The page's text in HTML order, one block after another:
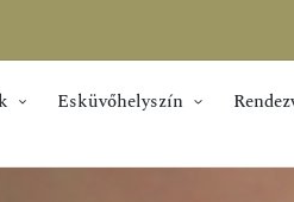
Esküvőhelyszín